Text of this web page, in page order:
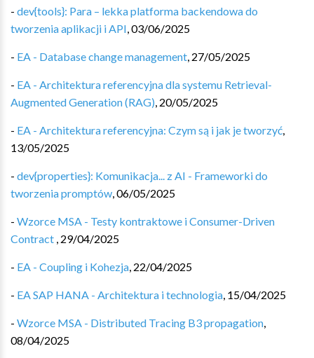
- dev{tools}: Para – lekka platforma backendowa do
tworzenia aplikacji i API,03/06/2025
- EA - Database change management, 27/05/2025
- EA - Architektura referencyjna dla systemu Retrieval-
Augmented Generation (RAG), 20/05/2025
- EA - Architektura referencyjna: Czym są i jak je tworzyć,
13/05/2025
- dev{properties}: Komunikacja... z AI - Frameworki do
tworzenia promptów,06/05/2025
- Wzorce MSA - Testy kontraktowe i Consumer-Driven
Contract , 29/04/2025
- EA - Coupling i Kohezja, 22/04/2025
- EA SAP HANA - Architektura i technologia, 15/04/2025
- Wzorce MSA - Distributed Tracing B3 propagation,
08/04/2025